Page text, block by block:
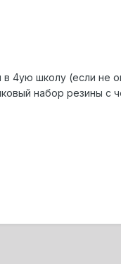
в 4ую школу (если не
набор резины с